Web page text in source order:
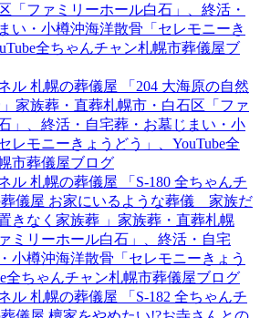
「ファミリーホール白石」、終活・
い・小樽沖海洋散骨「セレモニーき
全ちゃんチャン札幌市葬儀屋ブ
ル 札幌の葬儀屋 「204 大海原の自然
家族葬・直葬札幌市・白石区「ファ
」、終活・自宅葬・お墓じまい・小
レモニーきょうどう」、YouTube全
市葬儀屋ブログ
ル 札幌の葬儀屋 「S-180 全ちゃんチ
葬儀屋 お家にいるような葬儀 家族だ
きなく家族葬 」家族葬・直葬札幌
ミリーホール白石」、終活・自宅
小樽沖海洋散骨「セレモニーきょう
全ちゃんチャン札幌市葬儀屋ブログ
ル 札幌の葬儀屋 「S-182 全ちゃんチ